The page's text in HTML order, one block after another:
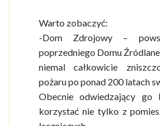
Warto zobaczyć:
-Dom Zdrojowy –
poprzedniego Domu
niemal całkowicie
pożaru po ponad 200 latach
Obecnie odwiedzający go
korzystać nie tylko z